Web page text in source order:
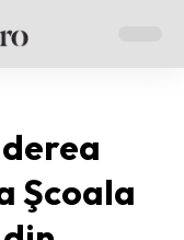
Şcoala